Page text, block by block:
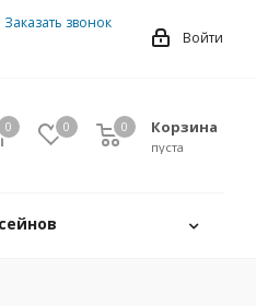
Войти
Заказать звонок
0 0 Корзина
0
пуста
0